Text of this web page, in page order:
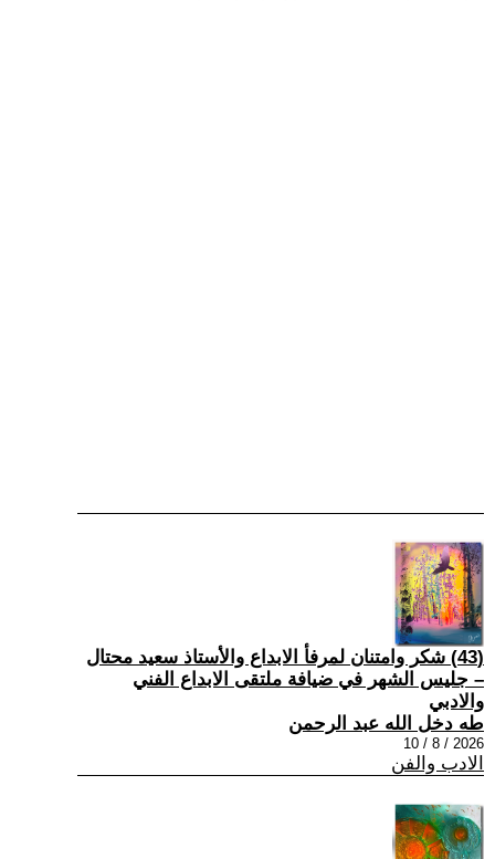
(43) شكر وامتنان لمرفأ الابداع والأستاذ سعيد محتال
– جليس الشهر في ضيافة ملتقى الابداع الفني
والادبي
طه دخل الله عبد الرحمن
2026 / 8 / 10
الادب والفن